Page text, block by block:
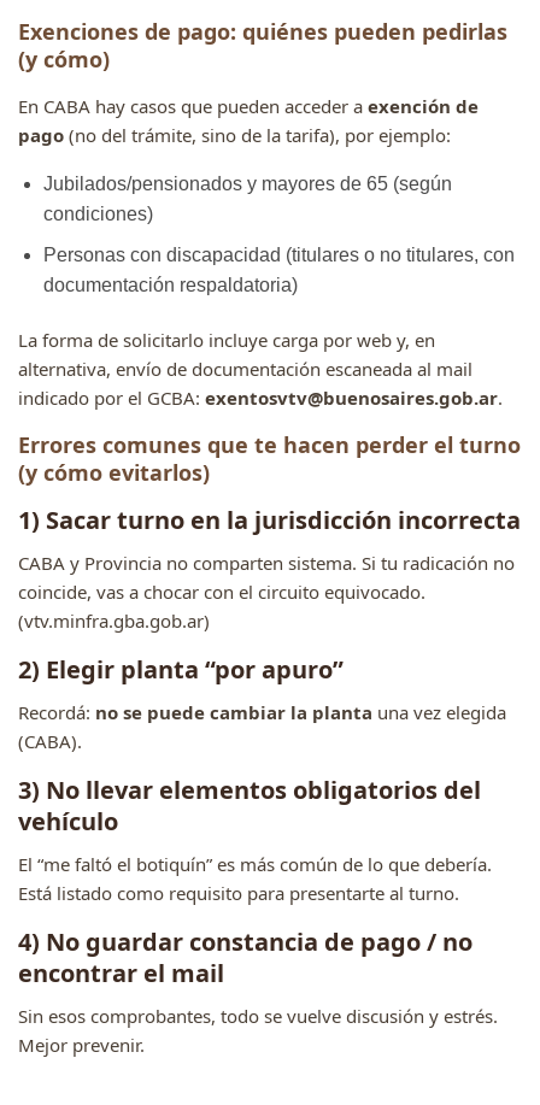
Exenciones de pago: quiénes pueden pedirlas
(y cómo)
En CABA hay casos que pueden acceder a exención de
pago (no del trámite, sino de la tarifa), por ejemplo:
Jubilados/pensionados y mayores de 65 (según
condiciones)
Personas con discapacidad (titulares o no titulares, con
documentación respaldatoria)
La forma de solicitarlo incluye carga por web y, en
alternativa, envío de documentación escaneada al mail
indicado por el GCBA: exentosvtv@buenosaires.gob.ar.
Errores comunes que te hacen perder el turno
(y cómo evitarlos)
1) Sacar turno en la jurisdicción incorrecta
CABA y Provincia no comparten sistema. Si tu radicación no
coincide, vas a chocar con el circuito equivocado.
(vtv.minfra.gba.gob.ar)
2) Elegir planta “por apuro”
Recordá: no se puede cambiar la planta una vez elegida
(CABA).
3) No llevar elementos obligatorios del
vehículo
El “me faltó el botiquín” es más común de lo que debería.
Está listado como requisito para presentarte al turno.
4) No guardar constancia de pago / no
encontrar el mail
Sin esos comprobantes, todo se vuelve discusión y estrés.
Mejor prevenir.